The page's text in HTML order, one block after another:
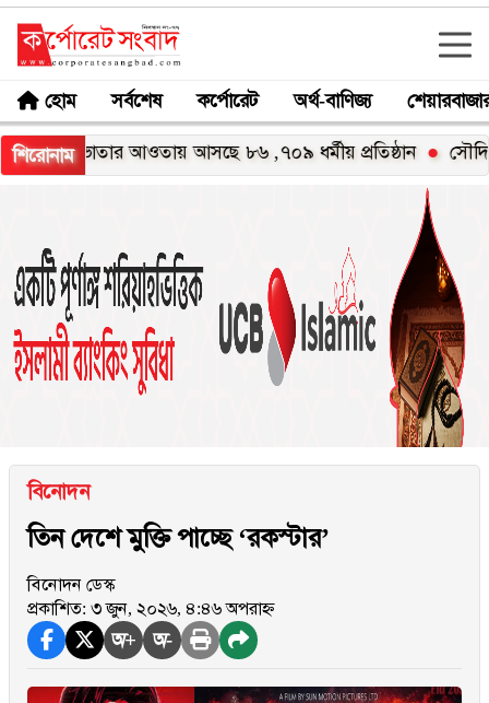
হোম সর্বশেষ কর্পোরেট অর্থ-বাণিজ্য
শিরোনাম
ভাতার আওতায় আসছে ৮৬ ,৭০৯ ধর্মীয় প্রতিষ্ঠান সৌদি আরবে ১৬
বিনোদন
তিন দেশে মুক্তি পাচ্ছে ‘রকস্টার’
বিনোদন ডেস্ক
প্রকাশিত: ৩ জুন, ২০২৬, ৪:৪৬ অপরাহ্ন
অ+ অ-